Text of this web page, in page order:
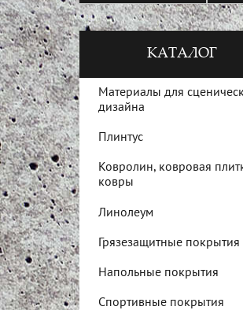
КАТАЛОГ
Материалы для
дизайна
Плинтус
Ковролин, ковровая
ковры
Линолеум
Грязезащитные покрытия
Напольные покрытия
Спортивные покрытия